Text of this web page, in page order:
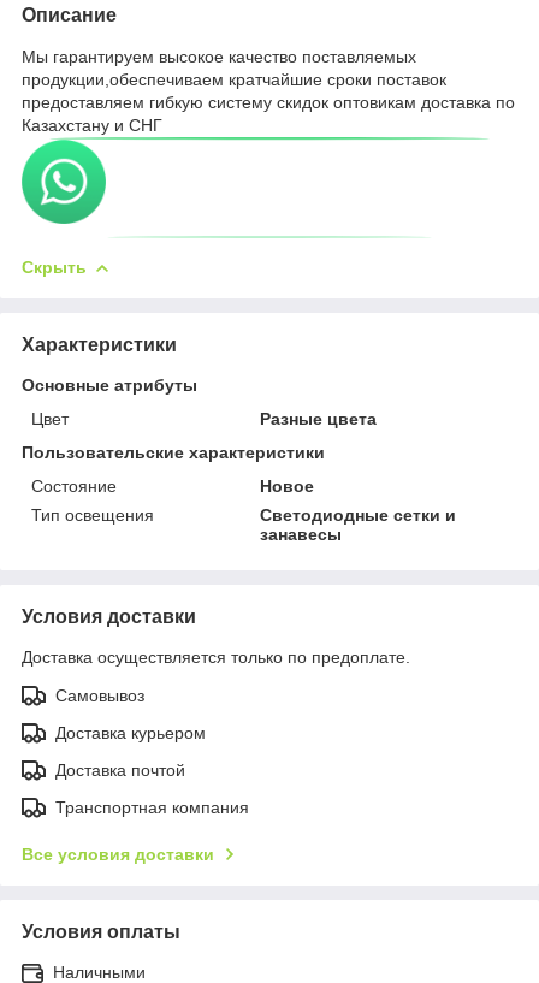
Описание
Мы гарантируем высокое качество поставляемых
продукции,обеспечиваем кратчайшие сроки поставок
предоставляем гибкую систему скидок оптовикам доставка по
Казахстану и СНГ
Скрыть
Характеристики
Основные атрибуты
Цвет
Разные цвета
Пользовательские характеристики
Состояние
Новое
Тип освещения
Светодиодные сетки и
занавесы
Условия доставки
Доставка осуществляется только по предоплате.
Самовывоз
Доставка курьером
Доставка почтой
Транспортная компания
Все условия доставки
Условия оплаты
Наличными